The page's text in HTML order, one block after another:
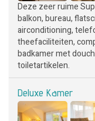
Deze zeer ruime
balkon, bureau,
airconditioning,
theefaciliteiten,
badkamer met
toiletartikelen.
Deluxe Kamer